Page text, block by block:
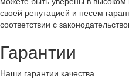
своей репутацией и несем
соответствии с
Гарантии
Наши гарантии качества